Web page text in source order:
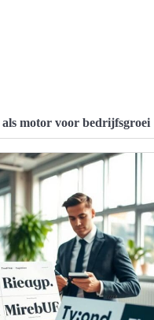
motor voor bedrijfsgroei